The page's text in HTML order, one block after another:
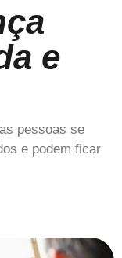
e
pessoas se
e podem ficar